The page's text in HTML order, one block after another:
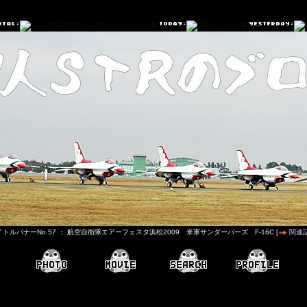
トルバナーNo.57 ： 航空自衛隊エアーフェスタ浜松2009 米軍サンダーバーズ F-16C [ 関連